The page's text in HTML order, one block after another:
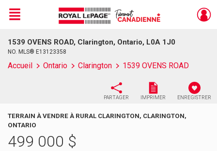
Live
En Direct
Menu
1539 OVENS ROAD, Clarington, Ontario, L0A 1J0
NO. MLS® E13123358
Accueil Ontario Clarington 1539 OVENS ROAD
PARTAGER IMPRIMER ENREGISTRER
TERRAIN À VENDRE À RURAL CLARINGTON, CLARINGTON,
ONTARIO
499 000 $